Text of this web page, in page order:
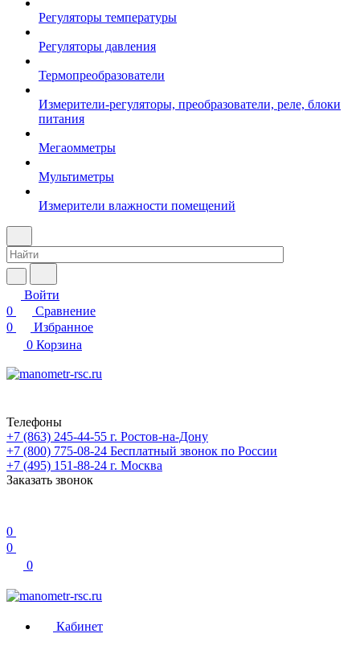
Регуляторы температуры
Регуляторы давления
Термопреобразователи
Измерители-регуляторы, преобразователи, реле, блоки
питания
Мегаомметры
Мультиметры
Измерители влажности помещений
Войти
0
Сравнение
0
Избранное
0 Корзина
Телефоны
+7 (863) 245-44-55 г. Ростов-на-Дону
+7 (800) 775-08-24 Бесплатный звонок по России
+7 (495) 151-88-24 г. Москва
Заказать звонок
0
0
0
Кабинет